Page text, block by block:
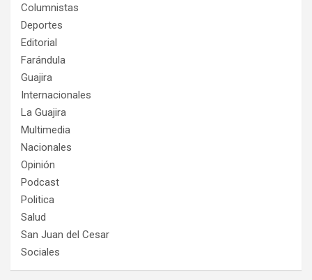
Columnistas
Deportes
Editorial
Farándula
Guajira
Internacionales
La Guajira
Multimedia
Nacionales
Opinión
Podcast
Politica
Salud
San Juan del Cesar
Sociales